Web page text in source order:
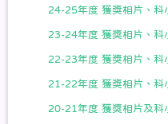
24-25年度 獲獎相片、科
23-24年度 獲獎相片、科
22-23年度 獲獎相片、科
21-22年度 獲獎相片、科
20-21年度 獲獎相片及科